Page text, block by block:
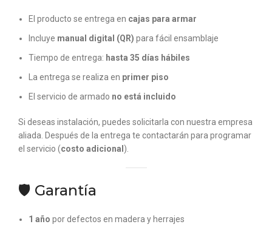
El producto se entrega en cajas para armar
Incluye manual digital (QR) para fácil ensamblaje
Tiempo de entrega: hasta 35 días hábiles
La entrega se realiza en primer piso
El servicio de armado no está incluido
Si deseas instalación, puedes solicitarla con nuestra empresa
aliada. Después de la entrega te contactarán para programar
el servicio (costo adicional ).
🛡️ Garantía
1 año por defectos en madera y herrajes